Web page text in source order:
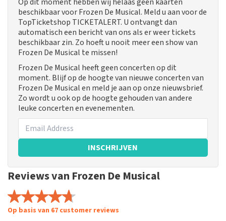
beschikbaar voor Frozen De Musical. Meld u aan voor de
TopTicketshop TICKETALERT. U ontvangt dan
automatisch een bericht van ons als er weer tickets
beschikbaar zin. Zo hoeft u nooit meer een show van
Frozen De Musical te missen!
Frozen De Musical heeft geen concerten op dit
moment. Blijf op de hoogte van nieuwe concerten van
Frozen De Musical en meld je aan op onze nieuwsbrief.
Zo wordt u ook op de hoogte gehouden van andere
leuke concerten en evenementen.
INSCHRIJVEN
Reviews van Frozen De Musical
Op basis van 67 customer reviews